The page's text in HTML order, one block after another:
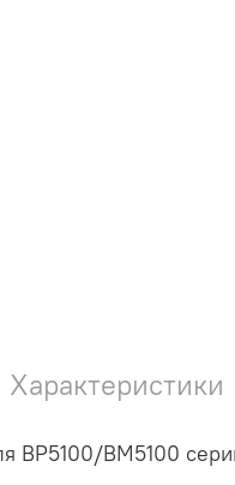
Характеристики
BP5100/BM5100